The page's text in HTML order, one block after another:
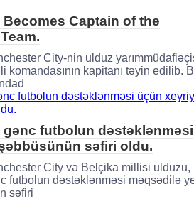
Captain of the
City-nin ulduz
komandasının kapitanı təyin edilib.
gənc futbolun dəstəklənməsi
səfiri oldu.
City və Belçika millisi ulduzu,
futbolun dəstəklənməsi məqsədilə
səfiri